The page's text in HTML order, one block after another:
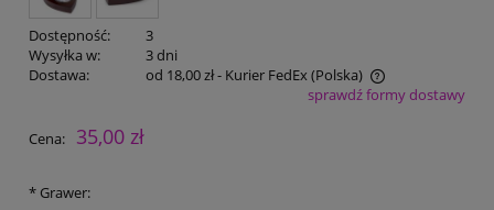
Dostępność:
3
Wysyłka w:
3 dni
Dostawa:
od 18,00 zł- Kurier FedEx(Polska)
Cena nie zawiera ewentualnych kosztów płatnościsprawdź formy dostawy
Cena: 35,00 zł
* Grawer: